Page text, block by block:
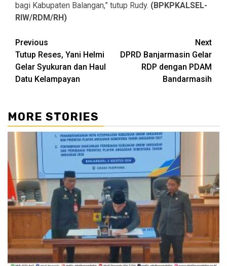
bagi Kabupaten Balangan,” tutup Rudy. (BPKPKALSEL-
RIW/RDM/RH)
Continue
Reading
Previous
Tutup Reses, Yani Helmi
Gelar Syukuran dan Haul
Datu Kelampayan
Next
DPRD Banjarmasin Gelar
RDP dengan PDAM
Bandarmasih
MORE STORIES